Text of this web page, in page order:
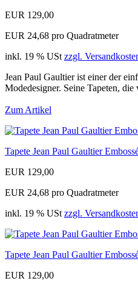
EUR 129,00
EUR 24,68 pro Quadratmeter
inkl. 19 % USt zzgl.
Jean Paul Gaultier ist einer der
Modedesigner. Seine Tapeten, die
Zum Artikel
Tapete Jean Paul Gaultier
EUR 129,00
EUR 24,68 pro Quadratmeter
inkl. 19 % USt zzgl.
Tapete Jean Paul Gaultier
EUR 129,00